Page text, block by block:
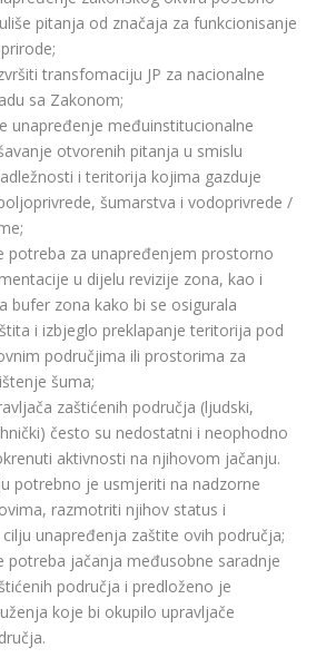
pitanja od značaja za funkcionisanje
transfomaciju JP za nacionalne
sa Zakonom;
unapređenje međuinstitucionalne
otvorenih pitanja u smislu
i teritorija kojima gazduje
šumarstva i vodoprivrede /
potreba za unapređenjem prostorno
u dijelu revizije zona, kao i
bufer zona kako bi se osigurala
i izbjeglo preklapanje teritorija pod
područjima ili prostorima za
šuma;
zaštićenih područja (ljudski,
često su nedostatni i neophodno
aktivnosti na njihovom jačanju.
potrebno je usmjeriti na nadzorne
razmotriti njihov status i
unapređenja zaštite ovih područja;
potreba jačanja međusobne saradnje
područja i predloženo je
koje bi okupilo upravljače